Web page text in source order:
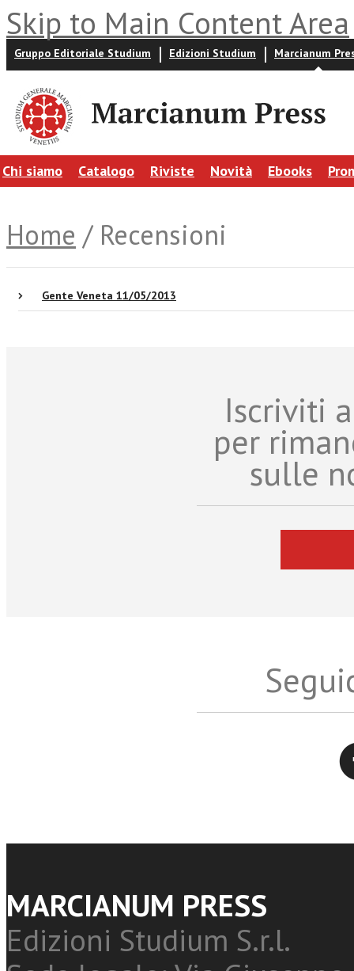
Skip to Main Content Area
Gruppo Editoriale Studium Edizioni Studium Marcianum
Chi siamo Catalogo Riviste Novità Ebooks
Home / Recensioni
Gente Veneta 11/05/2013
Iscriviti
per
sulle
MARCIANUM PRESS
Edizioni Studium S.r.l.